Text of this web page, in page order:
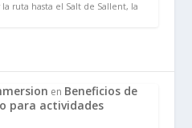
ruta hasta el Salt de Sallent, la
en Beneficios de
para actividades